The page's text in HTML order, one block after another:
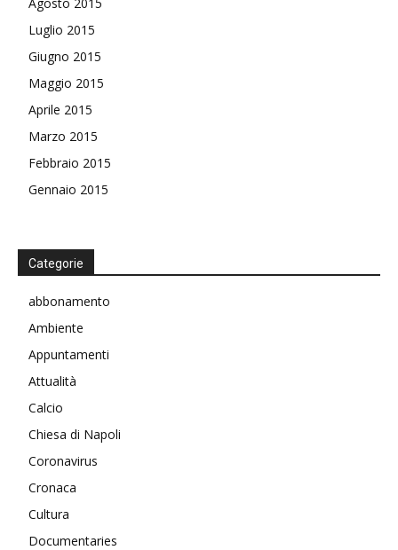
Luglio 2015
Giugno 2015
Maggio 2015
Aprile 2015
Marzo 2015
Febbraio 2015
Gennaio 2015
Categorie
abbonamento
Ambiente
Appuntamenti
Attualità
Calcio
Chiesa di Napoli
Coronavirus
Cronaca
Cultura
Documentaries